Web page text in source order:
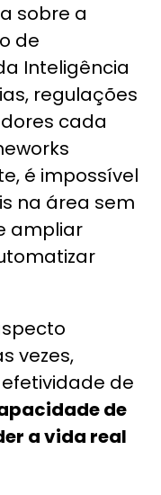
sobre a
de
Inteligência
regulações
cada
é impossível
na área sem
ampliar
vezes,
de
de
a vida real